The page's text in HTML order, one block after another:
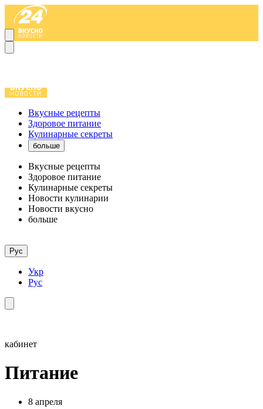
Вкусные рецепты
Здоровое питание
Кулинарные секреты
больше
Вкусные рецепты
Здоровое питание
Кулинарные секреты
Новости кулинарии
Новости вкусно
больше
Рус
Укр
Рус
кабинет
Питание
8 апреля